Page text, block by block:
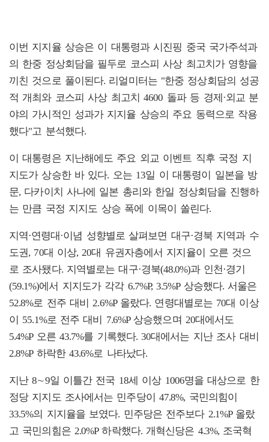
이번 지지율 상승은 이 대통령과 시진핑 중국 국가주석과
의 한중 정상회담을 필두로 코스피 사상 최고치가 영향을
끼친 것으로 풀이된다. 리얼미터는 "한중 정상회담의 성공
적 개최와 코스피 사상 최고치 4600 돌파 등 경제·외교 분
야의 가시적인 성과가 지지율 상승의 주요 동력으로 작용
했다"고 분석했다.
이 대통령은 지난해에도 주요 외교 이벤트 직후 국정 지
지도가 상승한 바 있다. 오는 13일 이 대통령이 일본을 방
문, 다카이치 사나에 일본 총리와 한일 정상회담을 진행하
는 만큼 국정 지지도 상승 폭에 이목이 쏠린다.
지역·연령대·이념 성향별로 살펴보면 대구·경북 지역과 수
도권, 70대 이상, 20대 유권자층에서 지지율이 오른 것으
로 조사됐다. 지역별로는 대구·경북(48.0%)과 인천·경기
(59.1%)에서 지지도가 각각 6.7%P, 3.5%P 상승했다. 서울은
52.8%로 전주 대비 2.6%P 올랐다. 연령대별로는 70대 이상
이 55.1%로 전주 대비 7.6%P 상승했으며 20대에서도
5.4%P 오른 43.7%를 기록했다. 30대에서는 지난 조사 대비
2.8%P 하락한 43.6%로 나타났다.
지난 8∼9일 이틀간 전국 18세 이상 1006명을 대상으로 한
정당 지지도 조사에서는 민주당이 47.8%, 국민의힘이
33.5%의 지지율을 보였다. 민주당은 전주보다 2.1%P 올랐
고 국민의힘은 2.0%P 하락했다. 개혁신당은 4.3%, 조국혁